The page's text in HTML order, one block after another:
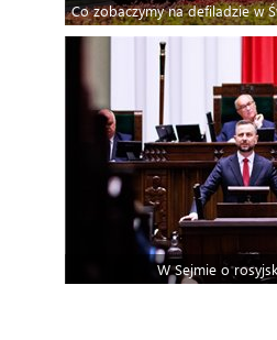
Co zobaczymy na defiladzie w
W Sejmie o